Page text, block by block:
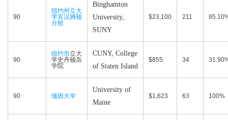
90
纽约州立大
学宾汉姆顿
分校
Binghamton
University,
SUNY
$23,100 211
90
纽约市立大
学史丹顿岛
学院
CUNY, College
of Staten Island
$855 34
90 缅因大学
University of
Maine
$1,623 63 100%